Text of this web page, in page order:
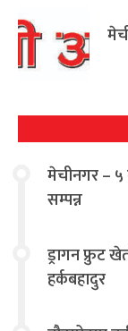
मेचीनगर – ५
सम्पन्न
ड्रागन फ्रुट
हर्कबहादुर